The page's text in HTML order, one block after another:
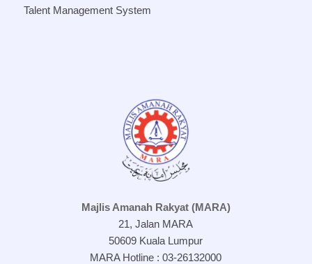
Talent Management System
Majlis Amanah Rakyat (MARA)
21, Jalan MARA
50609 Kuala Lumpur
MARA Hotline : 03-26132000